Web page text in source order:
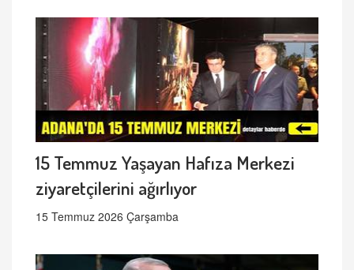
15 Temmuz Yaşayan Hafıza Merkezi
ziyaretçilerini ağırlıyor
15 Temmuz 2026 Çarşamba